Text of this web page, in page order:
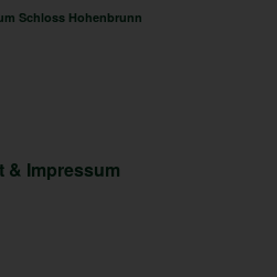
Schloss Hohenbrunn
& Impressum